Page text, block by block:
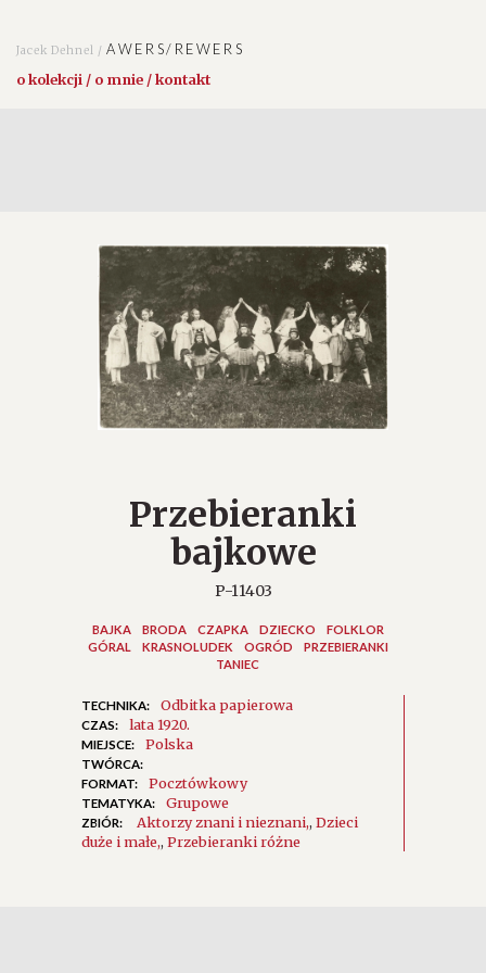
Jacek Dehnel /AWERS/REWERS
o kolekcji / o mnie / kontakt
Przebieranki
bajkowe
P-11403
BAJKA BRODA CZAPKA DZIECKO
FOLKLOR
GÓRAL
KRASNOLUDEK OGRÓD
PRZEBIERANKI
TANIEC
TECHNIKA: Odbitka papierowa
CZAS: lata 1920.
MIEJSCE: Polska
TWÓRCA:
FORMAT:
Pocztówkowy
TEMATYKA: Grupowe
ZBIÓR: Aktorzy znani i nieznani, Dzieci
duże i małe, Przebieranki różne